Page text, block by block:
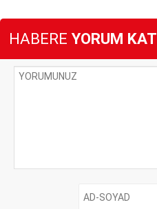
HABERE YORUM KAT